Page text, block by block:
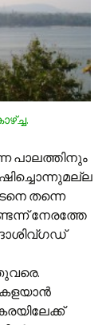
പാലത്തിനും
തന്നെ
നേരത്തേ